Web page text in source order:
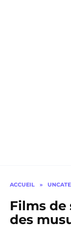
ACCUEIL »
Films
des